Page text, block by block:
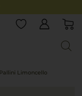
Pallini Limoncello